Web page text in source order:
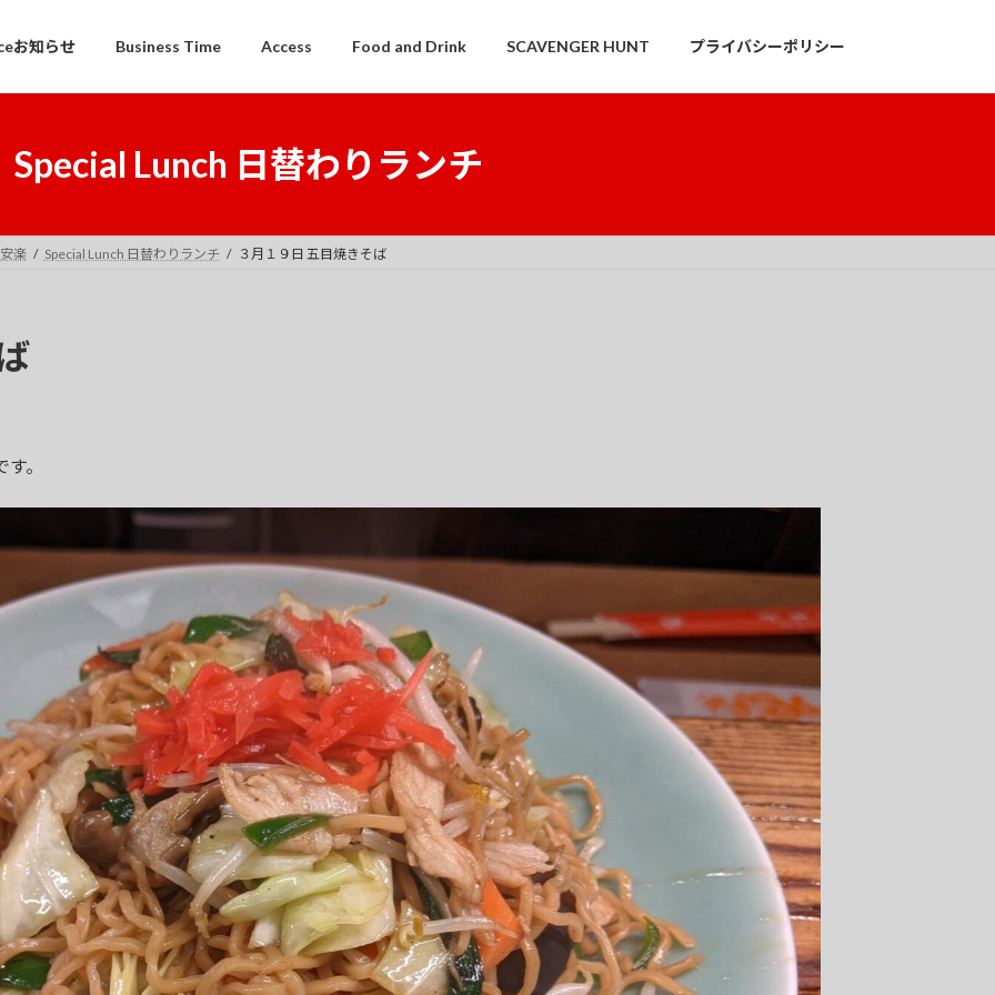
お知らせ Business Time Access Food and Drink SCAVENGER HUNT プライバシーポリシー
Special Lunch 日替わりランチ
楽 Special Lunch 日替わりランチ ３月１９日 五目焼きそば
。